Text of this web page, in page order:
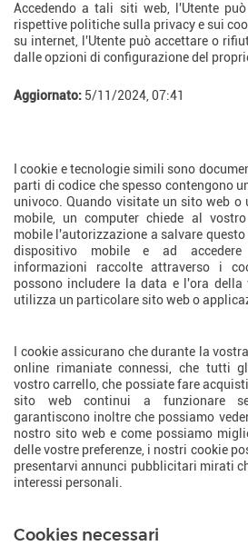
Accedendo a tali siti web, l'Utente
rispettive politiche sulla privacy e sui
su internet, l'Utente può accettare o
dalle opzioni di configurazione del
Aggiornato: 5/11/2024, 07:41
I cookie e tecnologie simili sono
parti di codice che spesso contengono
univoco. Quando visitate un sito web
mobile, un computer chiede al
mobile l'autorizzazione a salvare
dispositivo mobile e ad
informazioni raccolte attraverso i
possono includere la data e l'ora
utilizza un particolare sito web o
I cookie assicurano che durante la
online rimaniate connessi, che tutti
vostro carrello, che possiate fare
sito web continui a funzionare
garantiscono inoltre che possiamo
nostro sito web e come possiamo
delle vostre preferenze, i nostri cookie
presentarvi annunci pubblicitari mirati
interessi personali.
Cookies necessari